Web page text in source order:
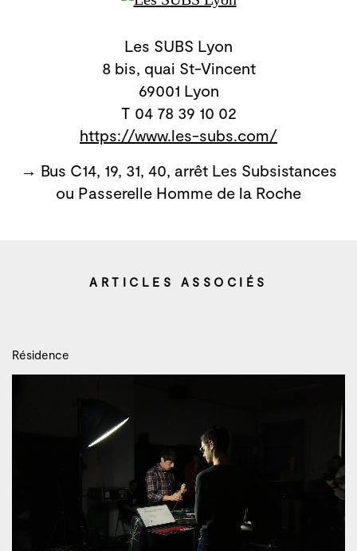
Les SUBS Lyon
8 bis, quai St-Vincent
69001 Lyon
T 04 78 39 10 02
https://www.les-subs.com/
→ Bus C14, 19, 31, 40, arrêt Les Subsistances
ou Passerelle Homme de la Roche
ARTICLES ASSOCIÉS
Résidence